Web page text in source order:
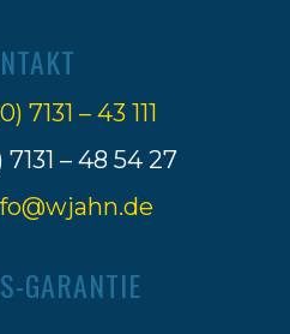
7131 – 43 111
7131 – 48 54 27
GARANTIE